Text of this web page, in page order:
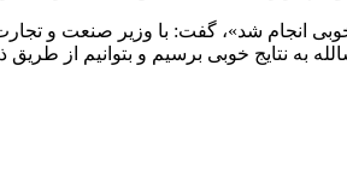
انجام شد»، گفت: با وزیر صنعت و
به نتایج خوبی برسیم و بتوانیم از